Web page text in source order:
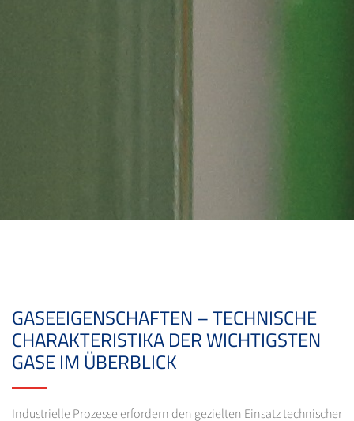
GASEEIGENSCHAFTEN – TECHNISCHE
CHARAKTERISTIKA DER WICHTIGSTEN
GASE IM ÜBERBLICK
Industrielle Prozesse erfordern den gezielten Einsatz technischer